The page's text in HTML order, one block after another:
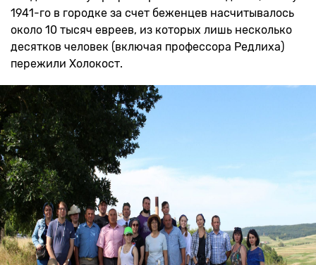
1941-го в городке за счет беженцев насчитывалось
около 10 тысяч евреев, из которых лишь несколько
десятков человек (включая профессора Редлиха)
пережили Холокост.